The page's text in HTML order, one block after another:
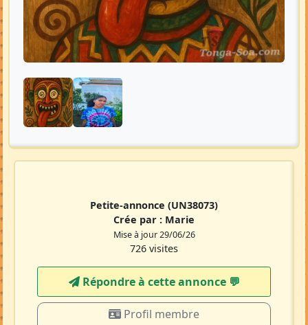
Petite-annonce (UN38073)
Crée par : Marie
Mise à jour 29/06/26
726 visites
Répondre à cette annonce 💬​
Profil membre